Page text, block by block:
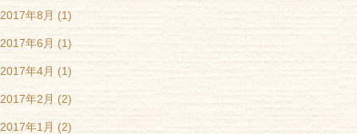
2017年8月 (1)
2017年6月 (1)
2017年4月 (1)
2017年2月 (2)
2017年1月 (2)